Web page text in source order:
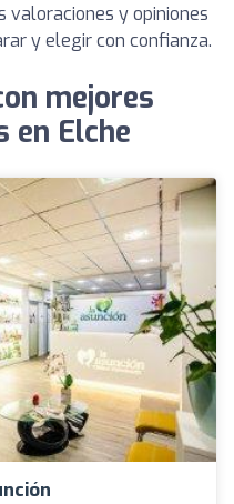
valoraciones y opiniones
y elegir con confianza.
mejores
en Elche